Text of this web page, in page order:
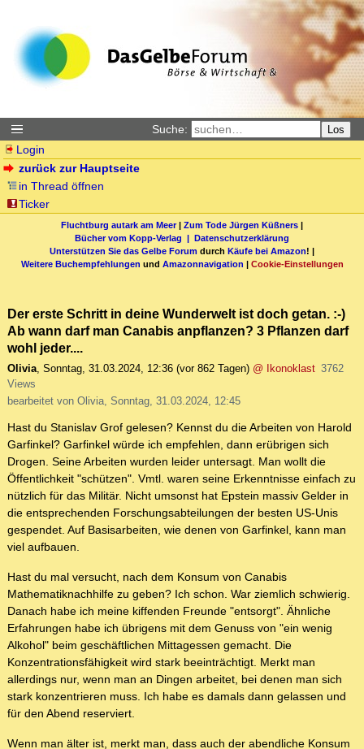
Suche: Los
Login
zurück zur Hauptseite
in Thread öffnen
Ticker
Fluchtburg autark am Meer| Zum Tode Jürgen Küßners |
Bücher vom Kopp-Verlag | Datenschutzerklärung
Unterstützen Sie das Gelbe Forum durch Käufe bei Amazon! |
Weitere Buchempfehlungen und Amazonnavigation | Cookie-Einstellungen
Der erste Schritt in deine Wunderwelt ist doch getan. :-)
Ab wann darf man Canabis anpflanzen? 3 Pflanzen darf
wohl jeder....
Olivia, Sonntag, 31.03.2024, 12:36 (vor 862 Tagen) @ Ikonoklast 3762
Views
bearbeitet von Olivia, Sonntag, 31.03.2024, 12:45
Hast du Stanislav Grof gelesen? Kennst du die Arbeiten von Harold
Garfinkel? Garfinkel würde ich empfehlen, dann erübrigen sich
Drogen. Seine Arbeiten wurden leider untersagt. Man wollt die
Öffentlichkeit "schützen". Vmtl. waren seine Erkenntnisse einfach zu
nützlich für das Militär. Nicht umsonst hat Epstein massiv Gelder in
die entsprechenden Forschungsabteilungen der besten US-Unis
gespendet. Auf Basisarbeiten, wie denen von Garfinkel, kann man
viel aufbauen.
Hast du mal versucht, nach dem Konsum von Canabis
Mathematiknachhilfe zu geben? Ich schon. War ziemlich schwierig.
Danach habe ich meine kiffenden Freunde "entsorgt". Ähnliche
Erfahrungen habe ich übrigens mit dem Genuss von "ein wenig
Alkohol" beim geschäftlichen Mittagessen gemacht. Die
Konzentrationsfähigkeit wird stark beeinträchtigt. Merkt man
allerdings nur, wenn man an Dingen arbeitet, bei denen man sich
stark konzentrieren muss. Ich habe es damals dann gelassen und
für den Abend reserviert.
Wenn man älter ist, merkt man, dass auch der abendliche Konsum